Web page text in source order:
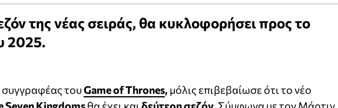
της νέας σειράς, θα κυκλοφορήσει προς το
2025.
συγγραφέας τουGame of Thrones, μόλις επιβεβαίωσε ότι το νέο